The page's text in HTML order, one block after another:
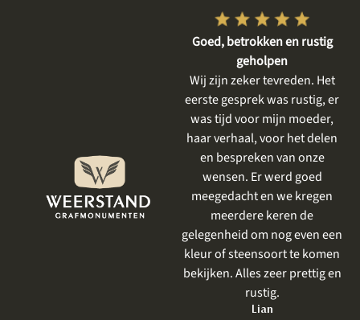
mooi vind. Het resultaat is
prachtig geworden . Ik had al
eerder iets laten uitvoeren
door Weerstand en net als
Goed, betrokken en rustig
geholpen
Wij zijn zeker tevreden. Het
eerste gesprek was rustig, er
was tijd voor mijn moeder,
haar verhaal, voor het delen
en bespreken van onze
wensen. Er werd goed
meegedacht en we kregen
meerdere keren de
gelegenheid om nog even een
kleur of steensoort te komen
bekijken. Alles zeer prettig en
rustig.
Lian